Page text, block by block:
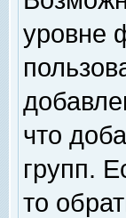
уровне
что
групп.
то